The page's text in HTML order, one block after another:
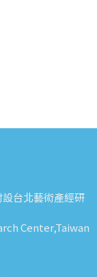
台北藝術產經研
Center,Taiwan